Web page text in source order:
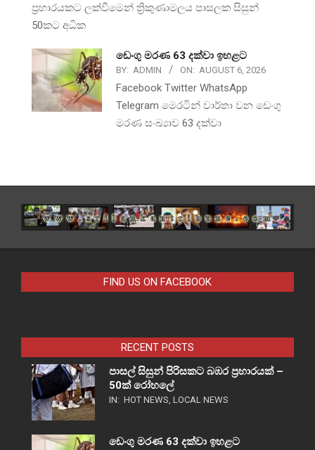
ප්‍රහාරයකට ලක්වීමෙන් ත්‍රිකුණාමලය පාසලක සිසුන්
50කට අධික
ඩෙංගු මරණ 63 දක්වා ඉහළට
BY: ADMIN ON: AUGUST 6, 2026
Facebook Twitter WhatsApp
Telegram මෙරටින් වාර්තා වන ඩෙංගු
මරණ සංඛ්‍යාව 63 දක්වා
FIND US ON FACEBOOK
RECENT POSTS
පාසල් සිසුන් පිරිසකට බඹර ප්‍රහාරයක් –
50ක් රෝහලේ
IN: HOT NEWS, LOCAL NEWS
ඩෙංගු මරණ 63 දක්වා ඉහළට